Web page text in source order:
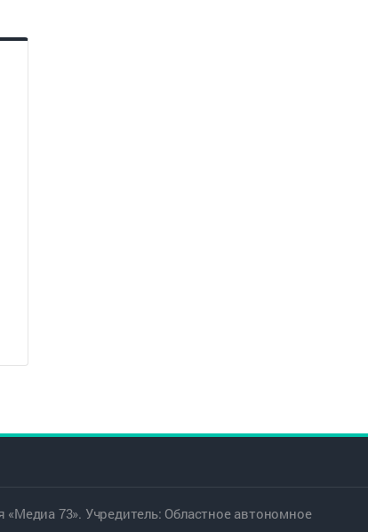
73». Учредитель: Областное автономное